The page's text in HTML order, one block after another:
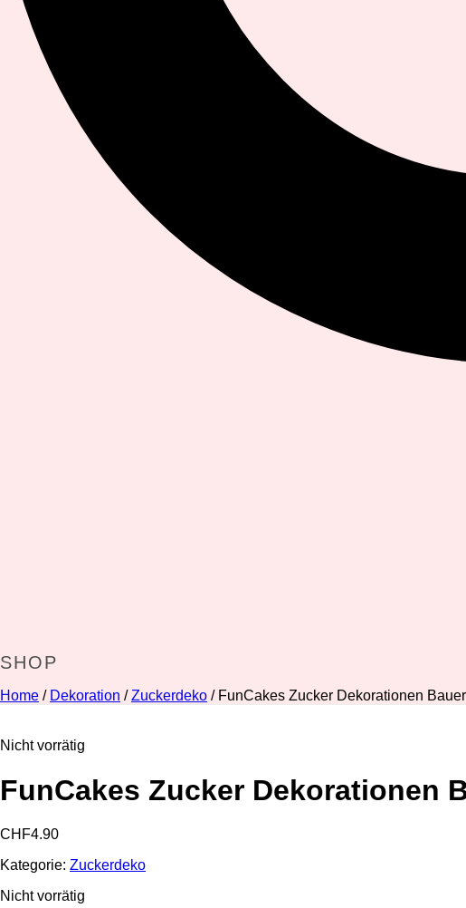
SHOP
Home / Dekoration /Zuckerdeko / FunCakes Zucker Dekorationen
Nicht vorrätig
FunCakes Zucker Dekorationen
CHF4.90
Kategorie: Zuckerdeko
Nicht vorrätig